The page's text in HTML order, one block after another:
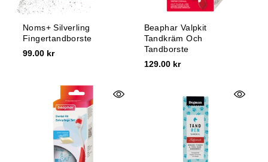
Noms+ Silverling
Fingertandborste
99.00 kr
Beaphar Valpkit
Tandkräm Och
Tandborste
129.00 kr